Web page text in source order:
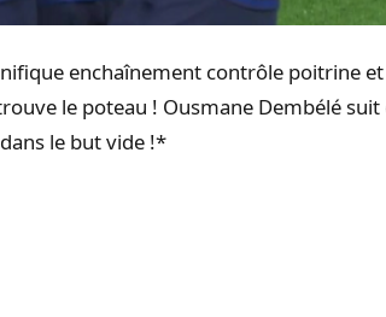
enchaînement contrôle poitrine
le poteau ! Ousmane Dembélé suit
le but vide !*